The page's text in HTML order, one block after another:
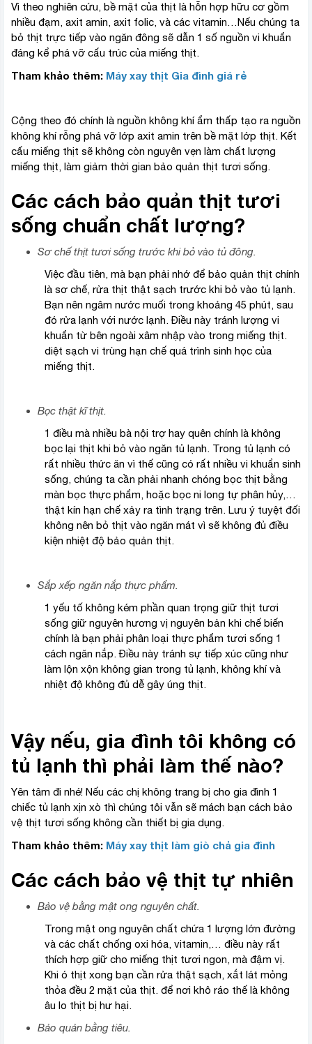
Vì theo nghiên cứu, bề mặt của thịt là hỗn hợp hữu cơ gồm
nhiều đạm, axit amin, axit folic, và các vitamin…Nếu chúng ta
bỏ thịt trực tiếp vào ngăn đông sẽ dẫn 1 số nguồn vi khuẩn
đáng kể phá vỡ cấu trúc của miếng thịt.
Tham khảo thêm: Máy xay thịt Gia đình giá rẻ
Cộng theo đó chính là nguồn không khí ẩm thấp tạo ra nguồn
không khí rỗng phá vỡ lớp axit amin trên bề mặt lớp thịt. Kết
cấu miếng thịt sẽ không còn nguyên vẹn làm chất lượng
miếng thịt, làm giảm thời gian bảo quản thịt tươi sống.
Các cách bảo quản thịt tươi
sống chuẩn chất lượng?
Sơ chế thịt tươi sống trước khi bỏ vào tủ đông.
Việc đầu tiên, mà bạn phải nhớ để bảo quản thịt chính
là sơ chế, rửa thịt thật sạch trước khi bỏ vào tủ lạnh.
Bạn nên ngâm nước muối trong khoảng 45 phút, sau
đó rửa lạnh với nước lạnh. Điều này tránh lượng vi
khuẩn từ bên ngoài xâm nhập vào trong miếng thịt.
diệt sạch vi trùng hạn chế quá trình sinh học của
miếng thịt.
Bọc thật kĩ thịt.
1 điều mà nhiều bà nội trợ hay quên chính là không
bọc lại thịt khi bỏ vào ngăn tủ lạnh. Trong tủ lạnh có
rất nhiều thức ăn vì thế cũng có rất nhiều vi khuẩn sinh
sống, chúng ta cần phải nhanh chóng bọc thịt bằng
màn bọc thực phẩm, hoặc bọc ni long tự phân hủy,…
thật kín hạn chế xảy ra tình trạng trên. Lưu ý tuyệt đối
không nên bỏ thịt vào ngăn mát vì sẽ không đủ điều
kiện nhiệt độ bảo quản thịt.
Sắp xếp ngăn nắp thực phẩm.
1 yếu tố không kém phần quan trọng giữ thịt tươi
sống giữ nguyên hương vị nguyên bản khi chế biến
chính là bạn phải phân loại thực phẩm tươi sống 1
cách ngăn nắp. Điều này tránh sự tiếp xúc cũng như
làm lộn xộn không gian trong tủ lạnh, không khí và
nhiệt độ không đủ dễ gây úng thịt.
Vậy nếu, gia đình tôi không có
tủ lạnh thì phải làm thế nào?
Yên tâm đi nhé! Nếu các chị không trang bị cho gia đình 1
chiếc tủ lạnh xịn xò thì chúng tôi vẫn sẽ mách bạn cách bảo
vệ thịt tươi sống không cần thiết bị gia dụng.
Tham khảo thêm: Máy xay thịt làm giò chả gia đình
Các cách bảo vệ thịt tự nhiên
Bảo vệ bằng mật ong nguyên chất.
Trong mật ong nguyên chất chứa 1 lượng lớn đường
và các chất chống oxi hóa, vitamin,… điều này rất
thích hợp giữ cho miếng thịt tươi ngon, mà đậm vị.
Khi ó thịt xong bạn cần rửa thật sạch, xắt lát mỏng
thỏa đều 2 mặt của thịt. để nơi khô ráo thế là không
âu lo thịt bị hư hại.
Bảo quản bằng tiêu.